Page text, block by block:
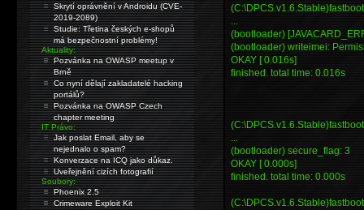
(bootloader)
(bootloader) writeimei:
OKAY [ 0.016s]
finished. total time: 0.016s
(bootloader) secure_flag: 3
OKAY [ 0.000s]
finished. total time: 0.000s
Skrytí oprávnění v Androidu (CVE-
2019-2089)
Studie: Třetina českých e-shopů
má bezpečnostní problémy!
Aktuality:
Pozvánka na OWASP meetup v
Brně
Co nyní dělají zakladatelé hacking
portálů?
Pozvánka na OWASP Czech
chapter meeting
IT Právo:
Jak poslat Email, aby se
nejednalo o spam?
Konverzace na ICQ jako důkaz.
Uveřejnění cizích fotografií
Soubory:
Phoenix 2.5
Crimeware Exploit Kit